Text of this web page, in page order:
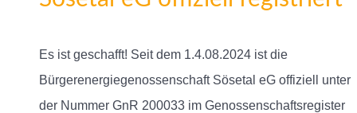
Es ist geschafft! Seit dem 1.4.08.2024 ist die
Bürgerenergiegenossenschaft Sösetal eG offiziell unter
der Nummer GnR 200033 im Genossenschaftsregister